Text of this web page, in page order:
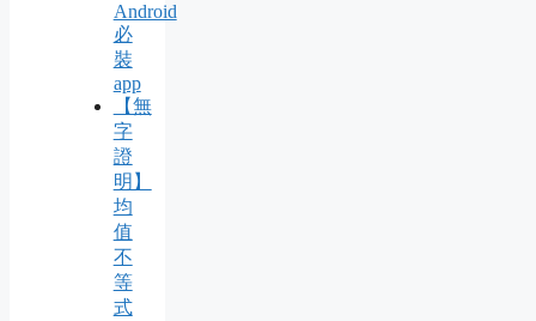
Android
必
裝
app
【無
字
證
明】
均
值
不
等
式